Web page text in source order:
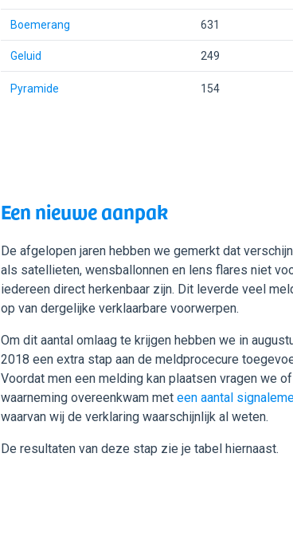
Boemerang 631
Geluid 249
Pyramide 154
Een nieuwe aanpak
De afgelopen jaren hebben we gemerkt dat
als satellieten, wensballonnen en lens flares niet
iedereen direct herkenbaar zijn. Dit leverde veel
op van dergelijke verklaarbare voorwerpen.
Om dit aantal omlaag te krijgen hebben we in
2018 een extra stap aan de meldprocecure
Voordat men een melding kan plaatsen vragen we
waarneming overeenkwam met een aantal
waarvan wij de verklaring waarschijnlijk al weten.
De resultaten van deze stap zie je tabel hiernaast.